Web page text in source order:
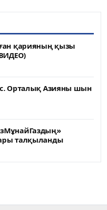
қарияның қызы
Орталық Азияны шын
талқыланды